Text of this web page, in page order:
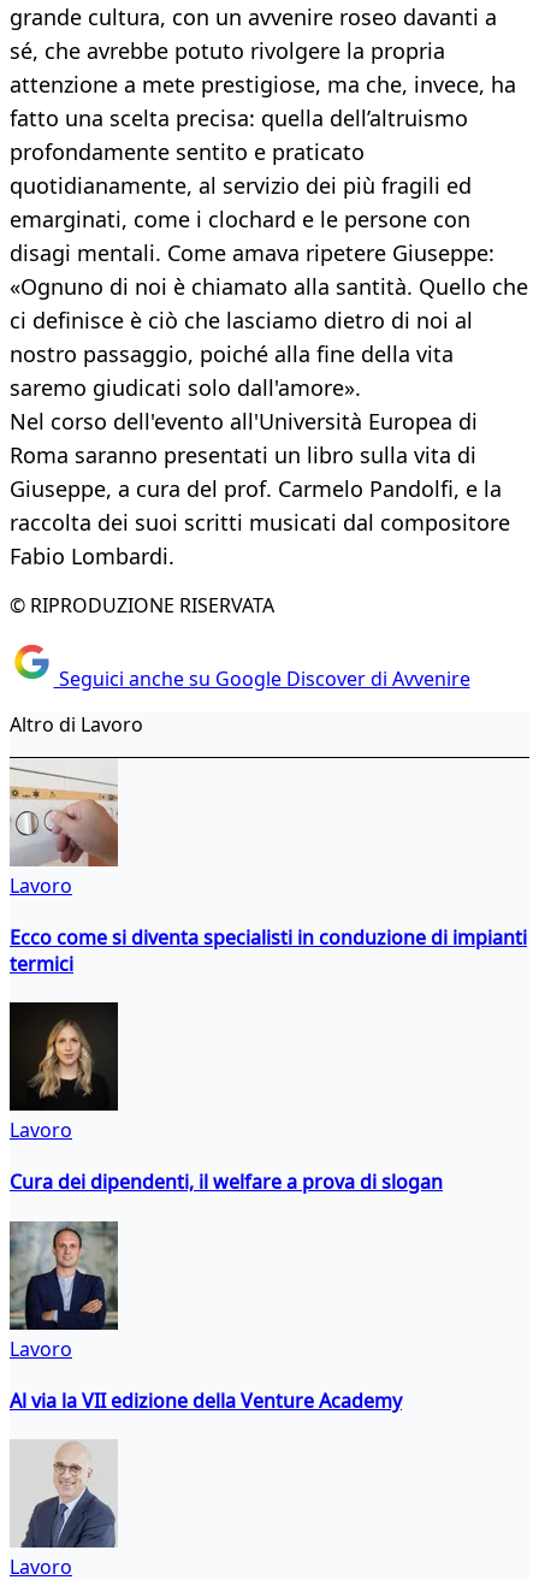
grande cultura, con un avvenire roseo davanti a
sé, che avrebbe potuto rivolgere la propria
attenzione a mete prestigiose, ma che, invece, ha
fatto una scelta precisa: quella dell’altruismo
profondamente sentito e praticato
quotidianamente, al servizio dei più fragili ed
emarginati, come i clochard e le persone con
disagi mentali. Come amava ripetere Giuseppe:
«Ognuno di noi è chiamato alla santità. Quello che
ci definisce è ciò che lasciamo dietro di noi al
nostro passaggio, poiché alla fine della vita
saremo giudicati solo dall'amore».
Nel corso dell'evento all'Università Europea di
Roma saranno presentati un libro sulla vita di
Giuseppe, a cura del prof. Carmelo Pandolfi, e la
raccolta dei suoi scritti musicati dal compositore
Fabio Lombardi.
© RIPRODUZIONE RISERVATA
Seguici anche su Google Discover di Avvenire
Altro di Lavoro
Lavoro
Ecco come si diventa specialisti in conduzione di impianti
termici
Lavoro
Cura dei dipendenti, il welfare a prova di slogan
Lavoro
Al via la VII edizione della Venture Academy
Lavoro